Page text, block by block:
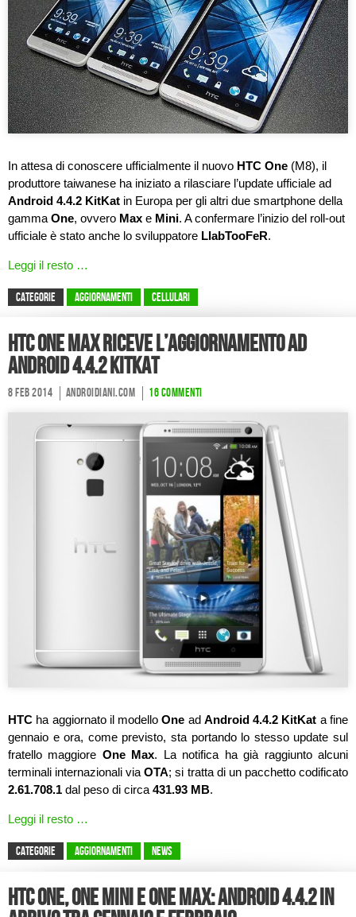
In attesa di conoscere ufficialmente il nuovo HTC One (M8), il
produttore taiwanese ha iniziato a rilasciare l’update ufficiale ad
Android 4.4.2 KitKat in Europa per gli altri due smartphone della
gammaOne, ovvero Max e Mini. A confermare l’inizio del roll-out
ufficiale è stato anche lo sviluppatore LlabTooFeR.
Leggi il resto …
CATEGORIE Aggiornamenti Cellulari
HTC One Max riceve l’aggiornamento ad
Android 4.4.2 KitKat
8 Feb 2014 Androidiani.com 16 commenti
HTC ha aggiornato il modello One ad Android 4.4.2 KitKat a fine
gennaio e ora, come previsto, sta portando lo stesso update sul
fratello maggiore One Max. La notifica ha già raggiunto alcuni
terminali internazionali viaOTA; si tratta di un pacchetto codificato
2.61.708.1 dal peso di circa 431.93 MB.
Leggi il resto …
CATEGORIE Aggiornamenti News
HTC One, One Mini e One Max: Android 4.4.2 in